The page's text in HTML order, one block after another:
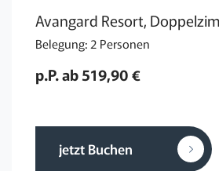
Avangard Resort,
Belegung: 2 Personen
p.P. ab 519,90 €
jetzt Buchen